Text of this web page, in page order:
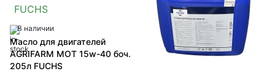
В наличии
Масло для двигателей
AGRIFARM MOT 15w-40 боч.
205л FUCHS